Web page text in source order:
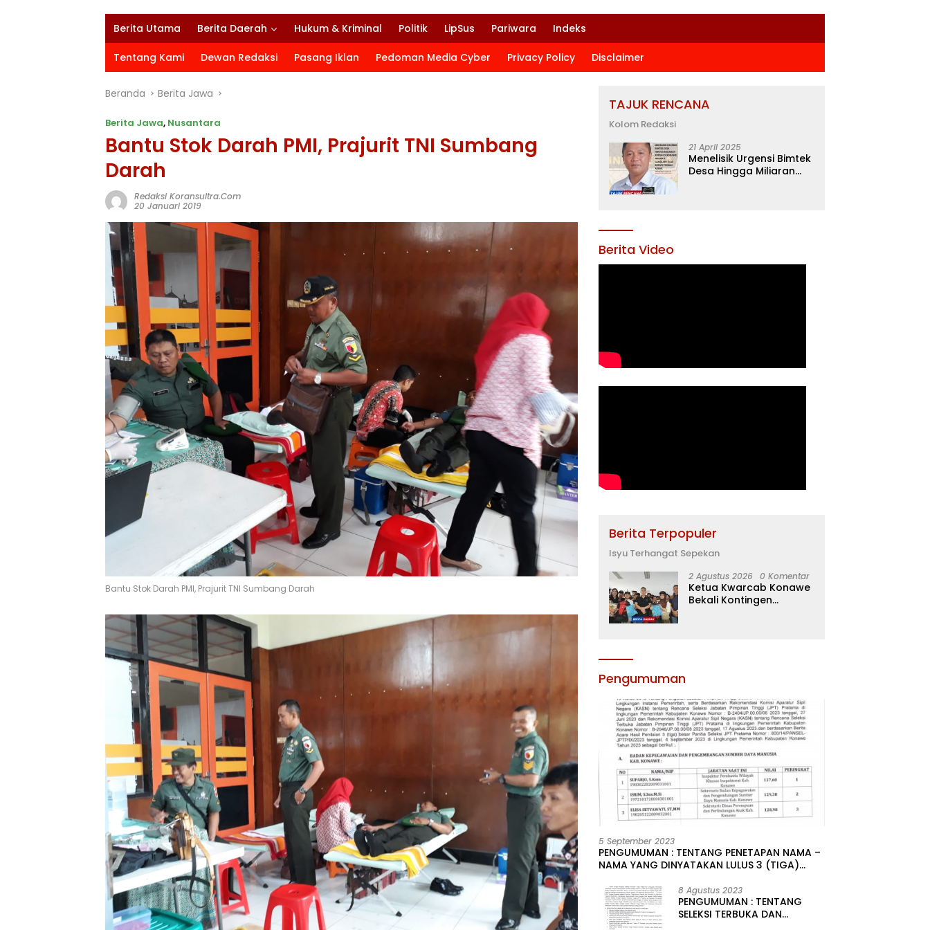
Berita Utama Berita Daerah Hukum & Kriminal Politik LipSus Pariwara Indeks
Tentang Kami Dewan Redaksi Pasang Iklan Pedoman Media Cyber Privacy Policy Disclaimer
Beranda Berita Jawa
Berita Jawa, Nusantara
Bantu Stok Darah PMI, Prajurit TNI Sumbang
Darah
Redaksi Koransultra.com
20 Januari 2019
Bantu Stok Darah PMI, Prajurit TNI Sumbang Darah
TAJUK RENCANA
Kolom Redaksi
21 April 2025
Menelisik Urgensi Bimtek
Desa Hingga Miliaran
Berita Video
Berita Terpopuler
Isyu Terhangat Sepekan
2 Agustus 2026 0 Komentar
Ketua Kwarcab Konawe
Bekali Kontingen
Pengumuman
5 September 2023
PENGUMUMAN : TENTANG PENETAPAN NAMA –
NAMA YANG DINYATAKAN LULUS 3 (TIGA)
JABATAN PIMPINAN TINGGI PRATAMA DI
LINGKUNGAN PEMERINTAH DAERAH
KABUPATEN KONAWE
8 Agustus 2023
PENGUMUMAN : TENTANG
SELEKSI TERBUKA DAN